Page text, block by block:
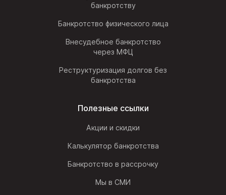
банкротству
Банкротство физического лица
Внесудебное банкротство
через МФЦ
Реструктуризация долгов без
банкротства
Полезные ссылки
Акции и скидки
Калькулятор банкротства
Банкротство в рассрочку
Мы в СМИ